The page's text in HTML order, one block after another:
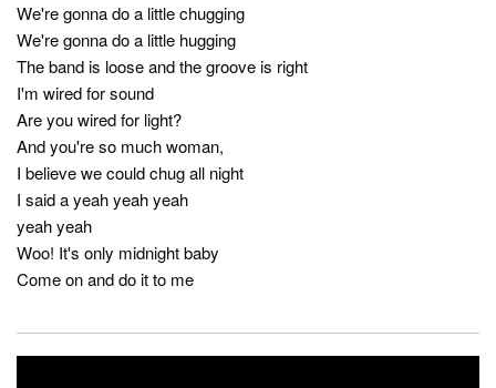
We're gonna do a little chugging
We're gonna do a little hugging
The band is loose and the groove is right
I'm wired for sound
Are you wired for light?
And you're so much woman,
I believe we could chug all night
I said a yeah yeah yeah
yeah yeah
Woo! It's only midnight baby
Come on and do it to me